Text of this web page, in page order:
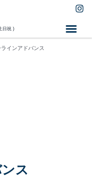
I
日祝 )
インアドバンス
ス